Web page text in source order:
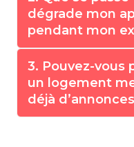
dégrade mon
pendant mon
3. Pouvez-vous
un logement
déjà